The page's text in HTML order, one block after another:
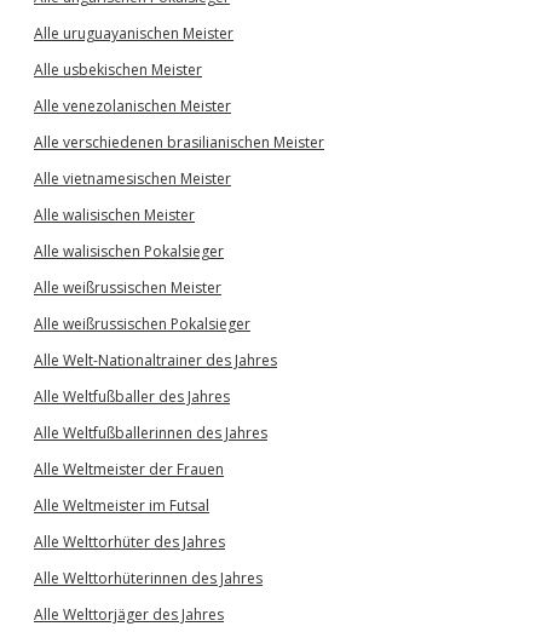
Alle uruguayanischen Meister
Alle usbekischen Meister
Alle venezolanischen Meister
Alle verschiedenen brasilianischen Meister
Alle vietnamesischen Meister
Alle walisischen Meister
Alle walisischen Pokalsieger
Alle weißrussischen Meister
Alle weißrussischen Pokalsieger
Alle Welt-Nationaltrainer des Jahres
Alle Weltfußballer des Jahres
Alle Weltfußballerinnen des Jahres
Alle Weltmeister der Frauen
Alle Weltmeister im Futsal
Alle Welttorhüter des Jahres
Alle Welttorhüterinnen des Jahres
Alle Welttorjäger des Jahres